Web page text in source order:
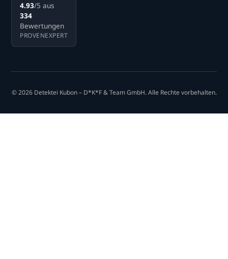
4.93/5 aus
334
Bewertungen
PROVENEXPERT
© 2026 Detektei Kubon – D*K*F & Team GmbH. Alle Rechte vorbehalten.